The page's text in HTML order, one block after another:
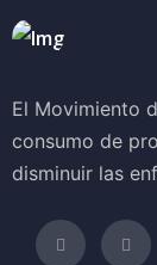
El Movimiento
consumo de
disminuir las